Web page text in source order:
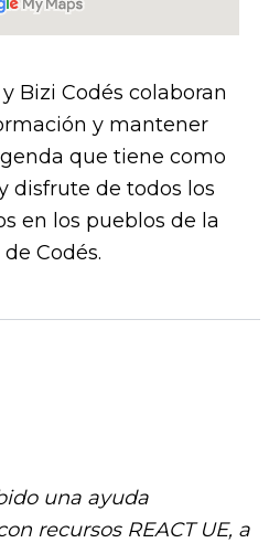
Bizi Codés colaboran
y mantener
que tiene como
disfrute de todos los
en los pueblos de la
Codés.​
una ayuda
recursos REACT UE, a